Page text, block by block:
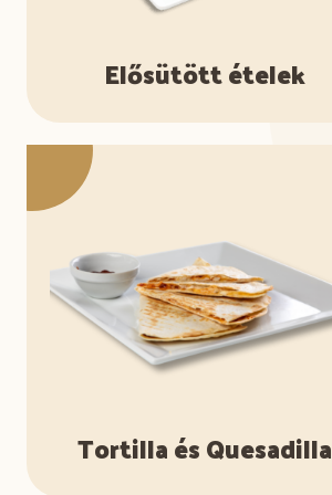
Elősütött ételek
Tortilla és Quesadilla